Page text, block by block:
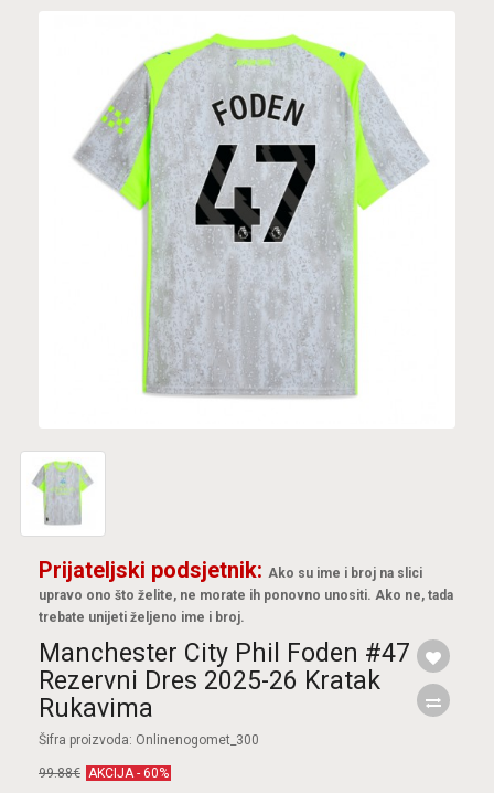
Prijateljski podsjetnik: Ako su ime i broj na slici
upravo ono što želite, ne morate ih ponovno unositi. Ako ne, tada
trebate unijeti željeno ime i broj.
Manchester City Phil Foden #47
Rezervni Dres 2025-26 Kratak
Rukavima
Šifra proizvoda: Onlinenogomet_300
99.88€ AKCIJA - 60%